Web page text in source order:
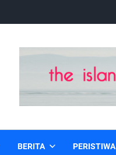
BERITA PERISTIWA